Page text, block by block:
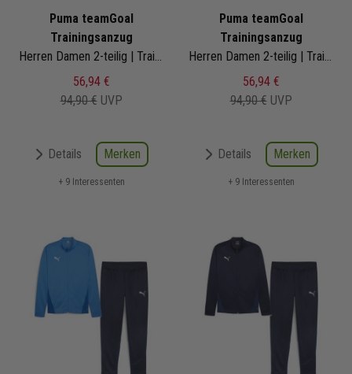
Puma teamGoal
Trainingsanzug
56,94 €
94,90 € UVP
Details Merken
+ 9 Interessenten
Puma teamGoal
Trainingsanzug
56,94 €
94,90 € UVP
Details Merken
+ 9 Interessenten